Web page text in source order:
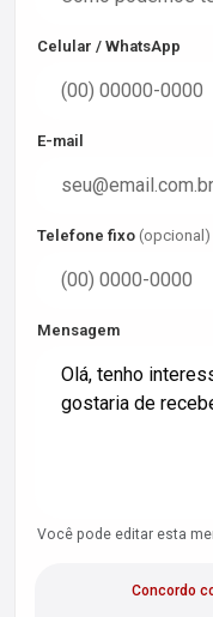
Celular / WhatsApp
E-mail
Telefone fixo (opcional)
Mensagem
Você pode editar esta
Concordo